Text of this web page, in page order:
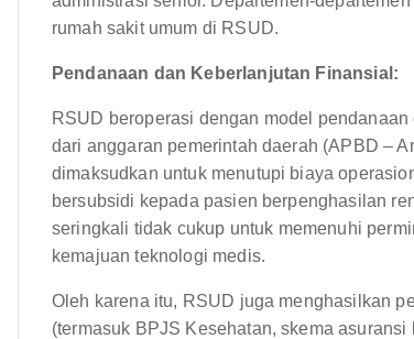
rumah sakit umum di RSUD.
Pendanaan dan Keberlanjutan Finansial:
RSUD beroperasi dengan model
dari anggaran pemerintah daerah (APBD –
dimaksudkan untuk menutupi biaya
bersubsidi kepada pasien berpenghasilan
seringkali tidak cukup untuk memenuhi
kemajuan teknologi medis.
Oleh karena itu, RSUD juga menghasilkan
(termasuk BPJS Kesehatan, skema